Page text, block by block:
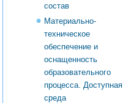
состав
Материально-
техническое
обеспечение и
оснащенность
образовательного
процесса. Доступная
среда